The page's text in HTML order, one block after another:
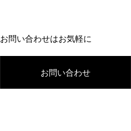
お問い合わせはお気軽に
お問い合わせ